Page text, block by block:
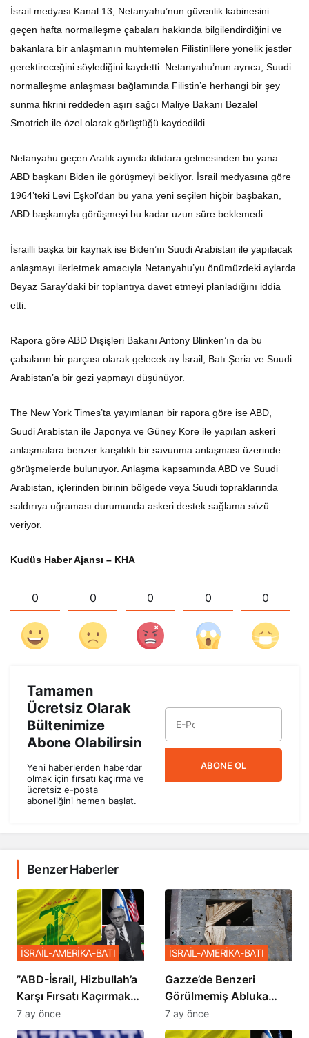
İsrail medyası Kanal 13, Netanyahu’nun güvenlik kabinesini
geçen hafta normalleşme çabaları hakkında bilgilendirdiğini ve
bakanlara bir anlaşmanın muhtemelen Filistinlilere yönelik jestler
gerektireceğini söylediğini kaydetti. Netanyahu’nun ayrıca, Suudi
normalleşme anlaşması bağlamında Filistin’e herhangi bir şey
sunma fikrini reddeden aşırı sağcı Maliye Bakanı Bezalel
Smotrich ile özel olarak görüştüğü kaydedildi.
Netanyahu geçen Aralık ayında iktidara gelmesinden bu yana
ABD başkanı Biden ile görüşmeyi bekliyor. İsrail medyasına göre
1964’teki Levi Eşkol’dan bu yana yeni seçilen hiçbir başbakan,
ABD başkanıyla görüşmeyi bu kadar uzun süre beklemedi.
İsrailli başka bir kaynak ise Biden’ın Suudi Arabistan ile yapılacak
anlaşmayı ilerletmek amacıyla Netanyahu’yu önümüzdeki aylarda
Beyaz Saray’daki bir toplantıya davet etmeyi planladığını iddia
etti.
Rapora göre ABD Dışişleri Bakanı Antony Blinken’ın da bu
çabaların bir parçası olarak gelecek ay İsrail, Batı Şeria ve Suudi
Arabistan’a bir gezi yapmayı düşünüyor.
The New York Times’ta yayımlanan bir rapora göre ise ABD,
Suudi Arabistan ile Japonya ve Güney Kore ile yapılan askeri
anlaşmalara benzer karşılıklı bir savunma anlaşması üzerinde
görüşmelerde bulunuyor. Anlaşma kapsamında ABD ve Suudi
Arabistan, içlerinden birinin bölgede veya Suudi topraklarında
saldırıya uğraması durumunda askeri destek sağlama sözü
veriyor.
Kudüs Haber Ajansı – KHA
0 0 0 0 0
Tamamen
Ücretsiz Olarak
Bültenimize
Abone Olabilirsin
Yeni haberlerden haberdar
olmak için fırsatı kaçırma ve
ücretsiz e-posta
aboneliğini hemen başlat.
ABONE OL
Benzer Haberler
​​​​​​​”ABD-İsrail, Hizbullah’a
Karşı Fırsatı Kaçırmak
İstemiyor”
İSRAİL-AMERİKA-BATI
7 ay önce
​​​​​​​Gazze’de Benzeri
Görülmemiş Abluka
Planı
İSRAİL-AMERİKA-BATI
7 ay önce